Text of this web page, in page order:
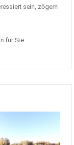
sein, zögern
für Sie.